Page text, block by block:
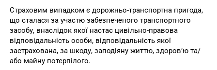
Страховим випадком є дорожньо-транспортна пригода,
що сталася за участю забезпеченого транспортного
засобу, внаслідок якої настає цивільно-правова
відповідальність особи, відповідальність якої
застрахована, за шкоду, заподіяну життю, здоров’ю та/
або майну потерпілого.